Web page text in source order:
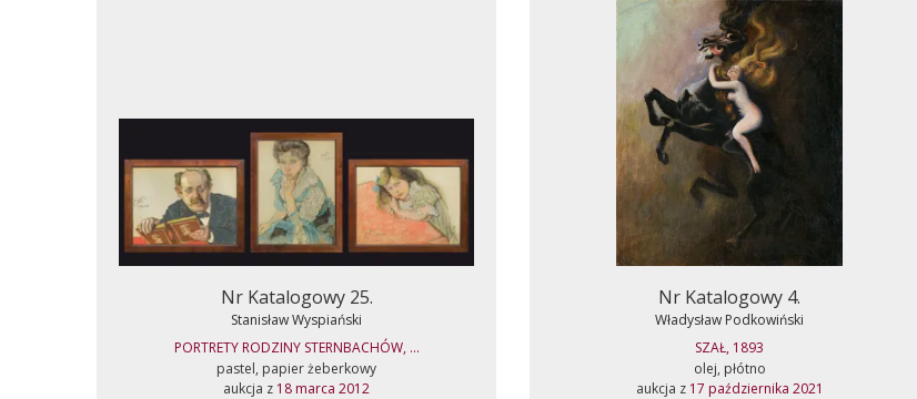
Nr Katalogowy 25.
Stanisław Wyspiański
PORTRETY RODZINY STERNBACHÓW, ...
pastel, papier żeberkowy
aukcja z 18 marca 2012
Nr Katalogowy 4.
Władysław Podkowiński
SZAŁ, 1893
olej, płótno
aukcja z 17 października 2021